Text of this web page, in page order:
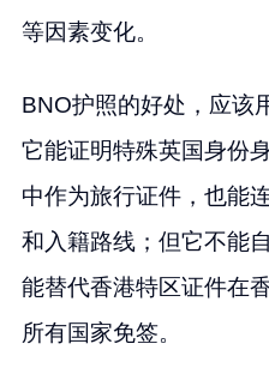
等因素变化。
BNO护照的好处，应该
它能证明特殊英国身份
中作为旅行证件，也能
和入籍路线；但它不能
能替代香港特区证件在
所有国家免签。